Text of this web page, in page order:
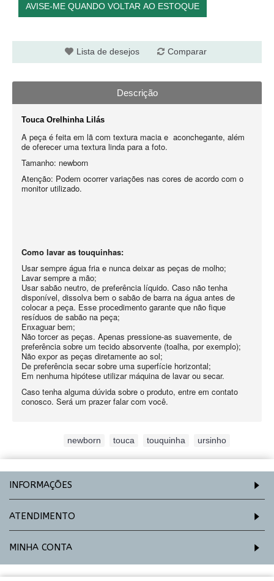
AVISE-ME QUANDO VOLTAR AO ESTOQUE
Lista de desejos Comparar
Descrição
Touca Orelhinha Lilás
A peça é feita em lã com textura macia e aconchegante, além
de oferecer uma textura linda para a foto.
Tamanho: newborn
Atenção: Podem ocorrer variações nas cores de acordo com o
monitor utilizado.
Como lavar as touquinhas:
Usar sempre água fria e nunca deixar as peças de molho;
Lavar sempre a mão;
Usar sabão neutro, de preferência líquido. Caso não tenha
disponível, dissolva bem o sabão de barra na água antes de
colocar a peça. Esse procedimento garante que não fique
resíduos de sabão na peça;
Enxaguar bem;
Não torcer as peças. Apenas pressione-as suavemente, de
preferência sobre um tecido absorvente (toalha, por exemplo);
Não expor as peças diretamente ao sol;
De preferência secar sobre uma superfície horizontal;
Em nenhuma hipótese utilizar máquina de lavar ou secar.
Caso tenha alguma dúvida sobre o produto, entre em contato
conosco. Será um prazer falar com você.
newborn touca touquinha ursinho
INFORMAÇÕES
ATENDIMENTO
MINHA CONTA